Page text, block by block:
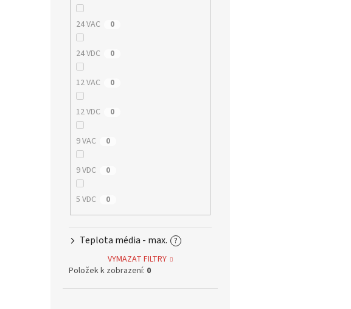
24 VAC 0
24 VDC 0
12 VAC 0
12 VDC 0
9 VAC 0
9 VDC 0
5 VDC 0
Teplota média - max. ?
VYMAZAT FILTRY
Položek k zobrazení: 0